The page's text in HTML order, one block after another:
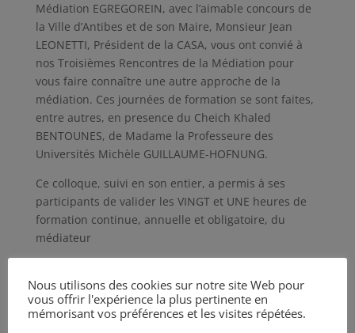
Médiation EGREGOREIN, avec l’aimable concours de
la Ville d’Antibes et de son Maire, Monsieur Jean
LEONETTI, Président de la CASA, vous ont convié à
nos Troisièmes Rencontres de la Médiation pour
vous faire connaître une autre approche de la
médiation. Ces journées de formation se sont faites,
entre autres, en presence du Cheich Khaled
BENTOUNES, de Madame la Professeure des
Universités Michèle GUILLAUME-HOFNUNG.
Ce colloque, suivi en son entier, a permis à ses
participants de valider les VINGT et UNE heures de
formation continue, annuelle et obligatoire, du
médiateur
Nous utilisons des cookies sur notre site Web pour
vous offrir l'expérience la plus pertinente en
mémorisant vos préférences et les visites répétées.